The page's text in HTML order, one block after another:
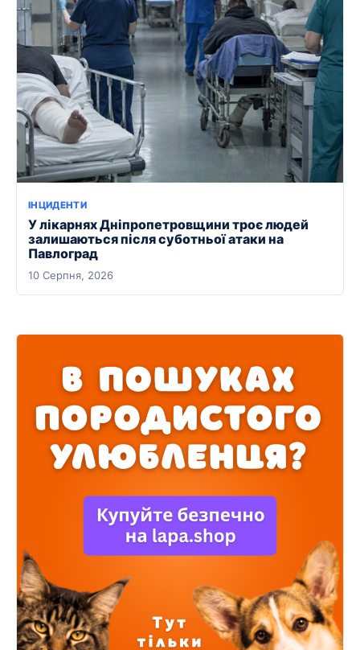
ІНЦИДЕНТИ
У лікарнях Дніпропетровщини троє людей
залишаються після суботньої атаки на
Павлоград
10 Серпня, 2026